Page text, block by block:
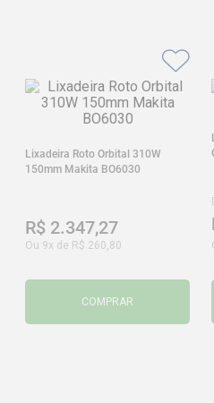
Lixadeira Roto Orbital 310W
150mm Makita BO6030
R$ 2.347,27
Ou 9x de R$ 260 80
COMPRAR